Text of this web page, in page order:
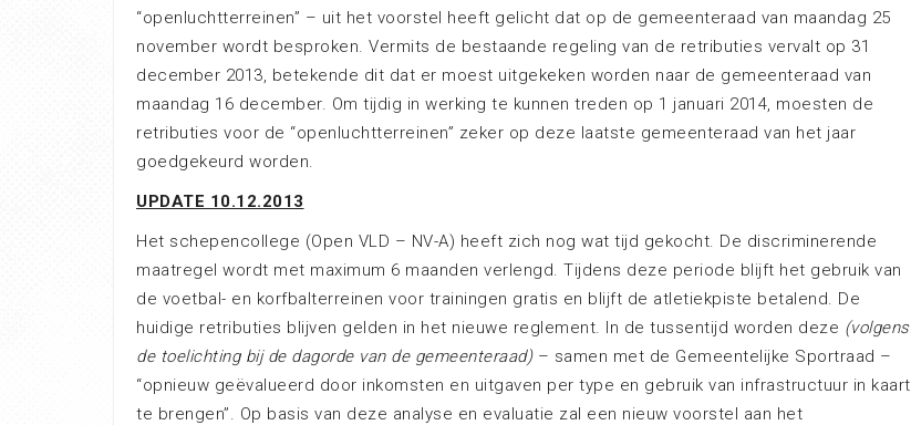
“openluchtterreinen” – uit het voorstel heeft gelicht dat op de gemeenteraad van maandag 25
november wordt besproken. Vermits de bestaande regeling van de retributies vervalt op 31
december 2013, betekende dit dat er moest uitgekeken worden naar de gemeenteraad van
maandag 16 december. Om tijdig in werking te kunnen treden op 1 januari 2014, moesten de
retributies voor de “openluchtterreinen” zeker op deze laatste gemeenteraad van het jaar
goedgekeurd worden.
UPDATE 10.12.2013
Het schepencollege (Open VLD – NV-A) heeft zich nog wat tijd gekocht. De discriminerende
maatregel wordt met maximum 6 maanden verlengd. Tijdens deze periode blijft het gebruik van
de voetbal- en korfbalterreinen voor trainingen gratis en blijft de atletiekpiste betalend. De
huidige retributies blijven gelden in het nieuwe reglement. In de tussentijd worden deze (volgens
de toelichting bij de dagorde van de gemeenteraad)– samen met de Gemeentelijke Sportraad –
“opnieuw geëvalueerd door inkomsten en uitgaven per type en gebruik van infrastructuur in kaart
te brengen”. Op basis van deze analyse en evaluatie zal een nieuw voorstel aan het